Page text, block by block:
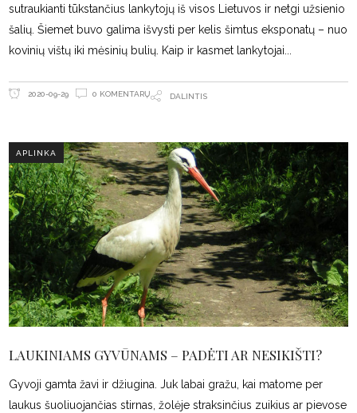
sutraukianti tūkstančius lankytojų iš visos Lietuvos ir netgi užsienio
šalių. Šiemet buvo galima išvysti per kelis šimtus eksponatų – nuo
kovinių vištų iki mėsinių bulių. Kaip ir kasmet lankytojai
2020-09-29 0 KOMENTARŲ DALINTIS
APLINKA
LAUKINIAMS GYVŪNAMS – PADĖTI AR NESIKIŠTI?
Gyvoji gamta žavi ir džiugina. Juk labai gražu, kai matome per
laukus šuoliuojančias stirnas, žolėje straksinčius zuikius ar pievose